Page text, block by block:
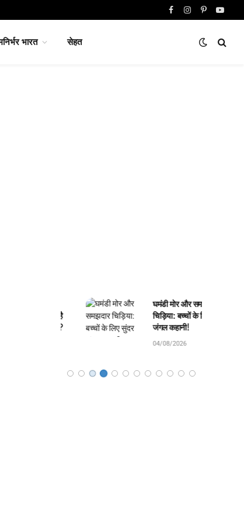
FacebookInstagram
Pinterest
भारत सेहत
घमंडी मोर और समझदार
चिड़िया: बच्चों के लिए सुंदर
जंगल कहानी!
04/08/2026